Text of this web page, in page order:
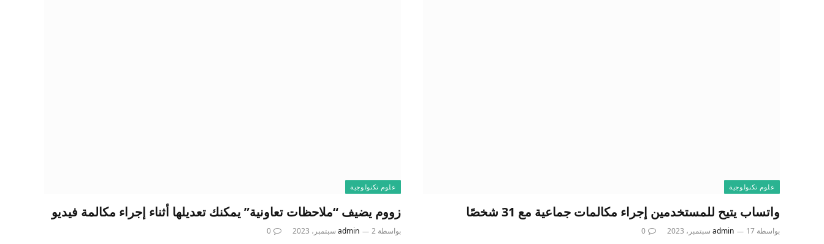
علوم تكنولوجية
واتساب يتيح للمستخدمين إجراء مكالمات جماعية مع 31 شخصًا
بواسطة admin 17 سبتمبر، 2023 0
علوم تكنولوجية
زووم يضيف “ملاحظات تعاونية” يمكنك تعديلها أثناء إجراء مكالمة فيديو
بواسطة admin 2 سبتمبر، 2023 0